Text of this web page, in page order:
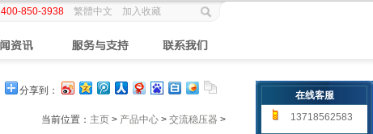
400-850-3938 繁體中文 加入收藏
分享到：
当前位置： 主页 > 产品中心 > 交流稳压器 >
在线客服
13718562583